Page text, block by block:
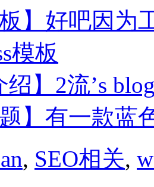
板】好吧因
模板
绍】2流’s
题】有一款蓝
, SEO相关,